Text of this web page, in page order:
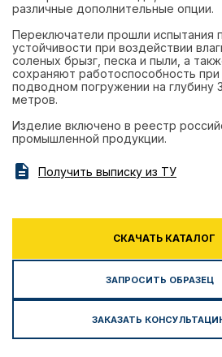
различные дополнительные опции.
Переключатели прошли испытания
устойчивости при воздействии
соленых брызг, песка и пыли, а
сохраняют работоспособность при
подводном погружении на глубину
метров.
Изделие включено в реестр
промышленной продукции.
Получить выписку из ТУ
СКАЧАТЬ КАТАЛОГ
ЗАПРОСИТЬ ОБРАЗЕЦ
ЗАКАЗАТЬ